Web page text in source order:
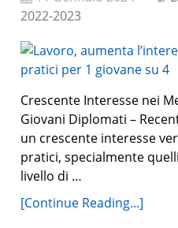
2022-2023
Crescente Interesse nei
Giovani Diplomati –
un crescente interesse
pratici, specialmente
livello di …
[Continue Reading...]